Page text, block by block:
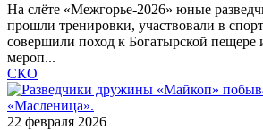
На слёте «Межгорье‑2026» юные
прошли тренировки, участвовали в
совершили поход к Богатырской пещере
мероп...
СКО
22 февраля 2026